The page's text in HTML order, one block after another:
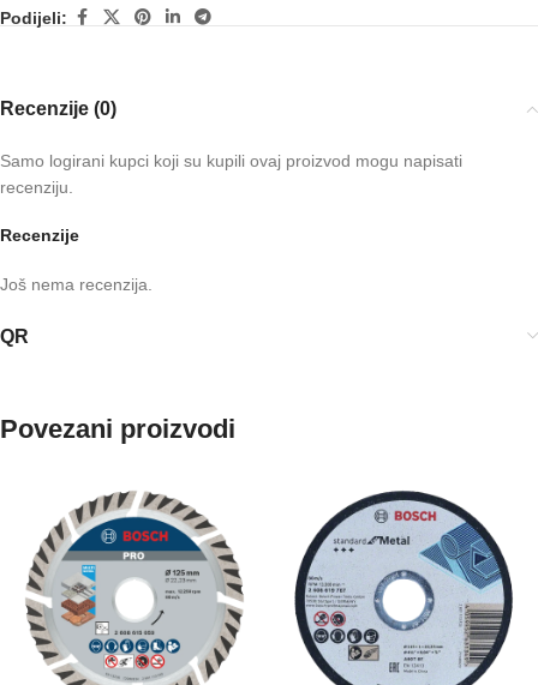
Podijeli:
Recenzije (0)
Recenzije
Još nema recenzija.
Samo logirani kupci koji su kupili ovaj proizvod mogu napisati
recenziju.
QR
Povezani proizvodi